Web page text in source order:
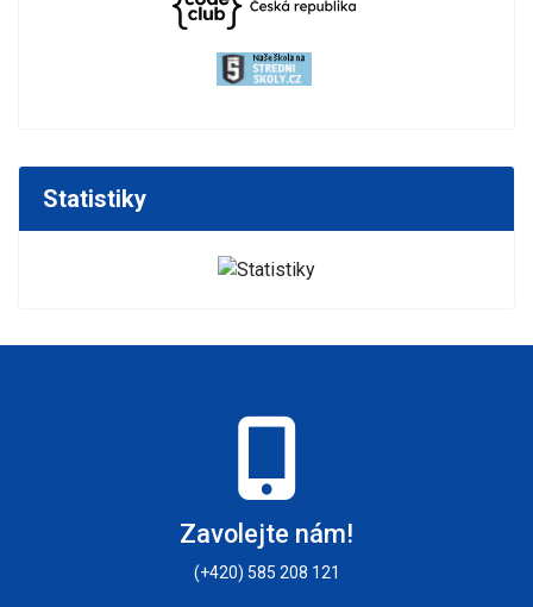
Statistiky
Zavolejte nám!
(+420) 585 208 121